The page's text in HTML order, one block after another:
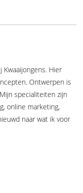
Kwaaijongens. Hier
Ontwerpen is
specialiteiten zijn
online marketing,
naar wat ik voor